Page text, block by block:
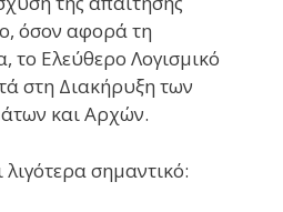
όσον αφορά τη
το Ελεύθερο Λογισμικό
στη Διακήρυξη των
και Αρχών.
σημαντικό: